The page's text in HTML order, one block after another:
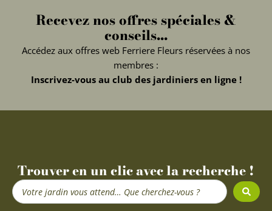
Recevez nos offres spéciales &
conseils...
Accédez aux offres web Ferriere Fleurs réservées à nos
membres :
Inscrivez-vous au club des jardiniers en ligne !
Trouver en un clic avec la recherche !
Search
...